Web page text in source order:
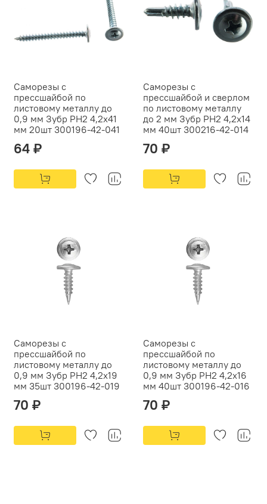
Саморезы с
прессшайбой по
листовому металлу до
0,9 мм Зубр PH2 4,2х41
мм 20шт 300196-42-041
64 ₽
Саморезы с
прессшайбой и сверлом
по листовому металлу
до 2 мм Зубр PH2 4,2х14
мм 40шт 300216-42-014
70 ₽
Саморезы с
прессшайбой по
листовому металлу до
0,9 мм Зубр PH2 4,2х19
мм 35шт 300196-42-019
70 ₽
Саморезы с
прессшайбой по
листовому металлу до
0,9 мм Зубр PH2 4,2х16
мм 40шт 300196-42-016
70 ₽